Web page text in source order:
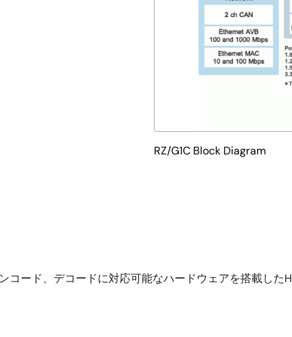
RZ/G1C Block Diagram
コード、デコードに対応可能なハードウェアを搭載した